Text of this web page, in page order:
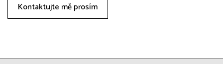
Kontaktujte mě prosím